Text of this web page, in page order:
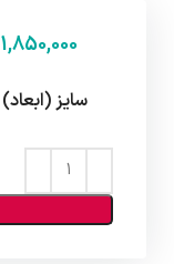
1,850,000
سایز (ابعاد)